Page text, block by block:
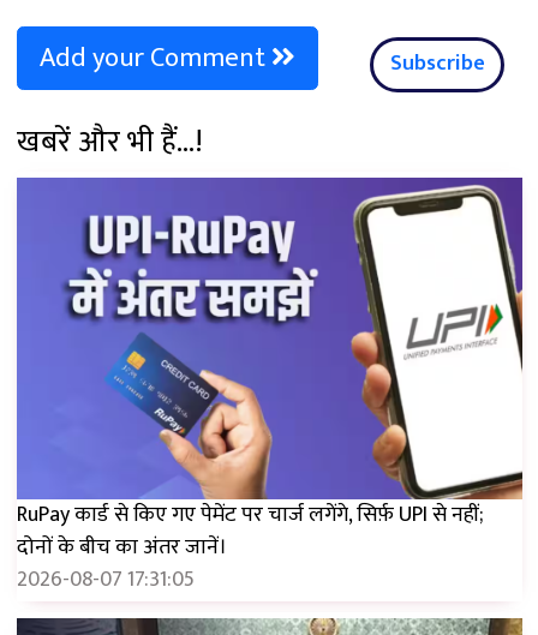
Add your Comment Subscribe
खबरें और भी हैं...!
RuPay कार्ड से किए गए पेमेंट पर चार्ज लगेंगे, सिर्फ़ UPI से नहीं;
दोनों के बीच का अंतर जानें।
2026-08-07 17:31:05